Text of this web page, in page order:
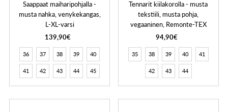
Saappaat maiharipohjalla -
musta nahka, venykekangas,
L-XL-varsi
139,90€
36 37 38 39 40
41 42 43 44 45
Tennarit kiilakorolla - musta
tekstiili, musta pohja,
vegaaninen, Remonte-TEX
94,90€
35 38 39 40 41
42 43 44